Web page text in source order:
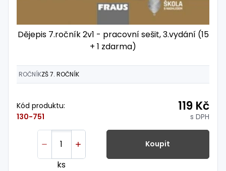
Dějepis 7.ročník 2v1 - pracovní sešit, 3.vydání (15
+ 1 zdarma)
ROČNÍKZŠ 7. ROČNÍK
Kód produktu:
130-751
119 Kč
s DPH
ks
Koupit